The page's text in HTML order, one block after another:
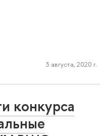
3 августа, 2020 г.
конкурса